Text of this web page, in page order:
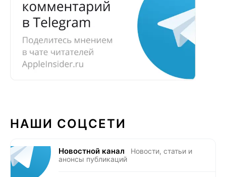
НАШИ СОЦСЕТИ
Новостной канал
Новости, статьи и
анонсы публикаций